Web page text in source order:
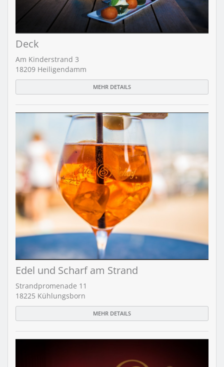
Deck
Am Kinderstrand 3
18209 Heiligendamm
MEHR DETAILS
Edel und Scharf am Strand
Strandpromenade 11
18225 Kühlungsborn
MEHR DETAILS